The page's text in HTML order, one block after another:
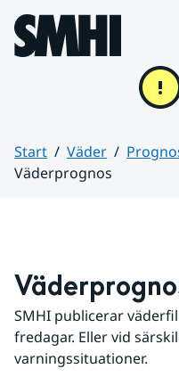
Hoppa till sidans innehåll
Start Väder
Väderprognos
SMHI publicerar
fredagar. Eller vid
varningssituationer.